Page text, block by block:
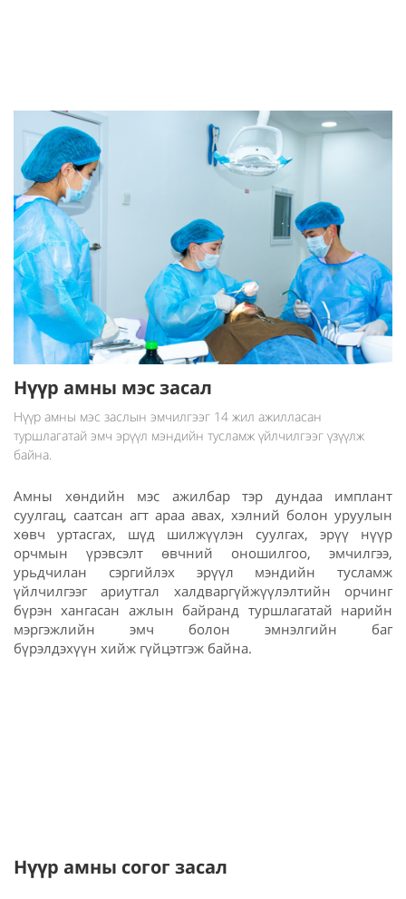
Нүүр амны мэс засал
Нүүр амны мэс заслын эмчилгээг 14 жил ажилласан
туршлагатай эмч эрүүл мэндийн тусламж үйлчилгээг үзүүлж
байна.
Амны хөндийн мэс ажилбар тэр дундаа имплант
суулгац, саатсан агт араа авах, хэлний болон уруулын
хөвч уртасгах, шүд шилжүүлэн суулгах, эрүү нүүр
орчмын үрэвсэлт өвчний оношилгоо, эмчилгээ,
урьдчилан сэргийлэх эрүүл мэндийн тусламж
үйлчилгээг ариутгал халдваргүйжүүлэлтийн орчинг
бүрэн хангасан ажлын байранд туршлагатай нарийн
мэргэжлийн эмч болон эмнэлгийн баг
бүрэлдэхүүн хийж гүйцэтгэж байна.
Нүүр амны согог засал